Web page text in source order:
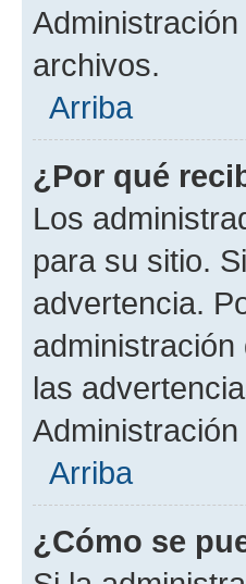
archivos.
Arriba
¿Por qué
Los
para su sitio.
advertencia.
las
Arriba
¿Cómo se